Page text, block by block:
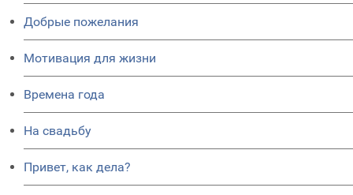
Добрые пожелания
Мотивация для жизни
Времена года
На свадьбу
Привет, как дела?